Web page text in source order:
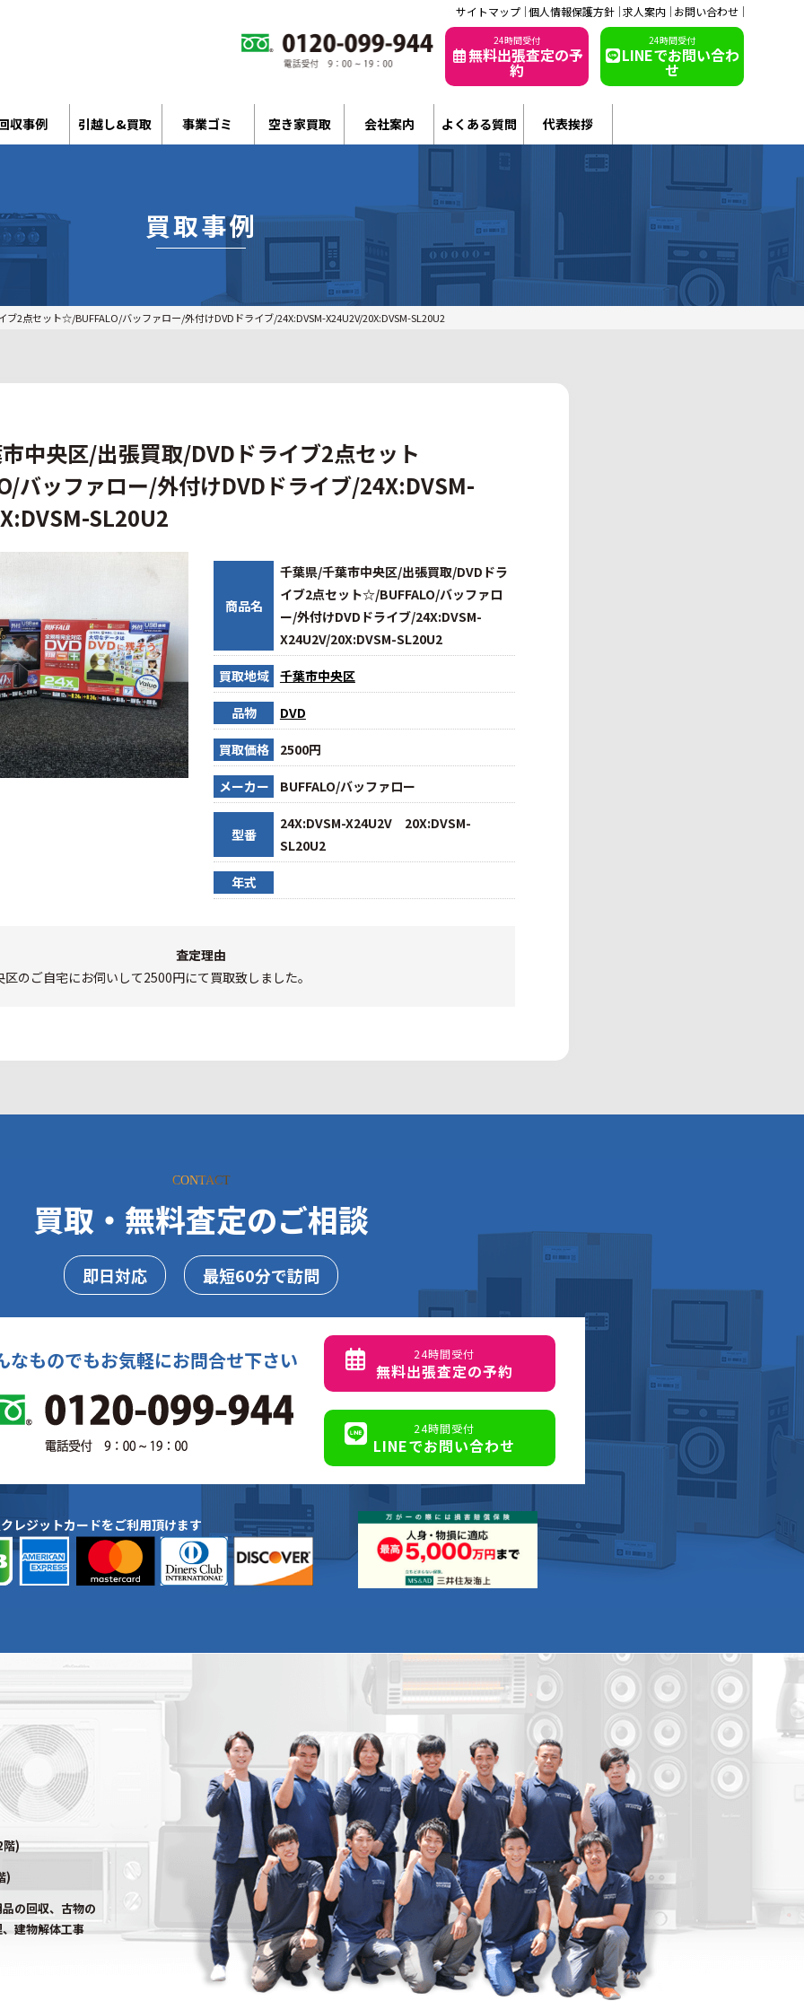
サイトマップ 個人情報保護方針 求人案内 お問い合わせ
24時間受付
無料出張査定の予
約
24時間受付
LINEでお問い合わ
せ
収事例 引越し&買取 事業ゴミ 空き家買取 会社案内 よくある質問 代表挨拶
買取事例
2点セット☆/BUFFALO/バッファロー/外付けDVDドライブ/24X:DVSM-X24U2V/20X:DVSM-SL20U2
中央区/出張買取/DVDドライブ2点セット
バッファロー/外付けDVDドライブ/24X:DVSM-
SL20U2
商品名
千葉県/千葉市中央区/出張買取/DVDドラ
イブ2点セット☆/BUFFALO/バッファロ
ー/外付けDVDドライブ/24X:DVSM-
X24U2V/20X:DVSM-SL20U2
買取地域 千葉市中央区
品物 DVD
買取価格 2500円
メーカー BUFFALO/バッファロー
型番
24X:DVSM-X24U2V 20X:DVSM-
SL20U2
年式
査定理由
のご自宅にお伺いして2500円にて買取致しました。
CONTACT
買取・無料査定のご相談
即日対応 最短60分で訪問
なものでもお気軽にお問合せ下さい 24時間受付
無料出張査定の予約
24時間受付
LINEでお問い合わせ
レジットカードをご利用頂けます
)
)
の回収、古物の
建物解体工事